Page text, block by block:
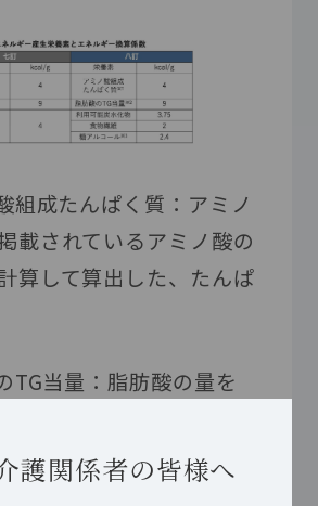
組成たんぱく質：アミノ
載されているアミノ酸の
算して算出した、たんぱ
TG当量：脂肪酸の量を
護関係者の皆様へ